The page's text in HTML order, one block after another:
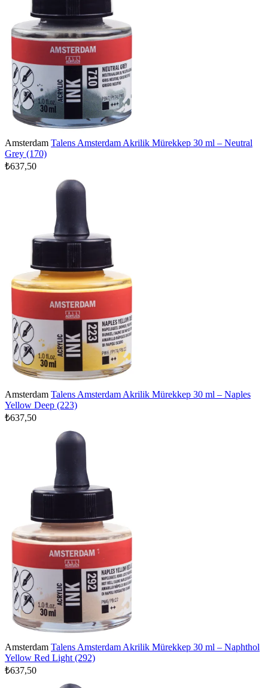
Amsterdam Talens Amsterdam Akrilik Mürekkep 30 ml – Neutral
Grey (170)
₺637,50
Amsterdam Talens Amsterdam Akrilik Mürekkep 30 ml – Naples
Yellow Deep (223)
₺637,50
Amsterdam Talens Amsterdam Akrilik Mürekkep 30 ml – Naphthol
Yellow Red Light (292)
₺637,50